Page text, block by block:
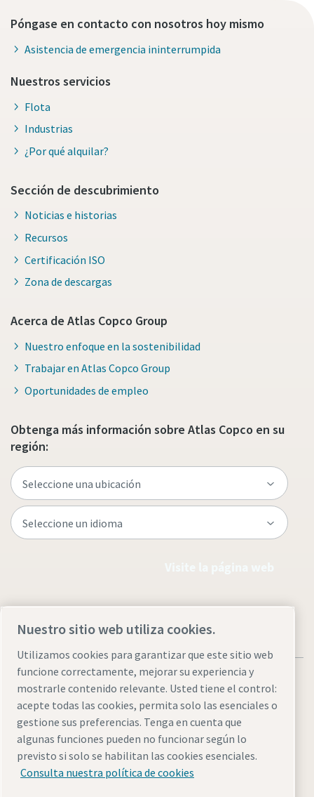
Póngase en contacto con nosotros hoy mismo
Asistencia de emergencia ininterrumpida
Nuestros servicios
Flota
Industrias
¿Por qué alquilar?
Sección de descubrimiento
Noticias e historias
Recursos
Certificación ISO
Zona de descargas
Acerca de Atlas Copco Group
Nuestro enfoque en la sostenibilidad
Trabajar en Atlas Copco Group
Oportunidades de empleo
Obtenga más información sobre Atlas Copco en su
región:
Aviso legal y aviso de privacidadAdministrar cookies
AccesibilidadMapa del sitio
© 2026 Atlas Copco AB
Nuestro sitio web utiliza cookies.
Utilizamos cookies para garantizar que este sitio web
funcione correctamente, mejorar su experiencia y
mostrarle contenido relevante. Usted tiene el control:
acepte todas las cookies, permita solo las esenciales o
gestione sus preferencias. Tenga en cuenta que
algunas funciones pueden no funcionar según lo
previsto si solo se habilitan las cookies esenciales.
Consulta nuestra política de cookies